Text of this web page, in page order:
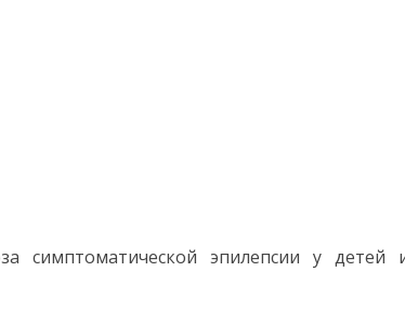
симптоматической эпилепсии у